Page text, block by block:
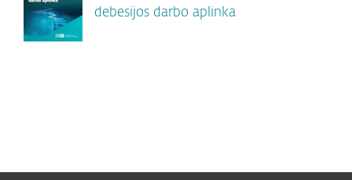
debesijos darbo aplinka